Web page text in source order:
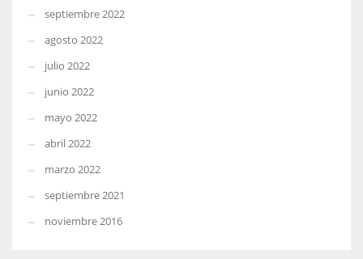
septiembre 2022
agosto 2022
julio 2022
junio 2022
mayo 2022
abril 2022
marzo 2022
septiembre 2021
noviembre 2016